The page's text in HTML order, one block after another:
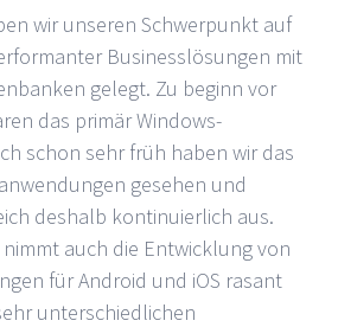
wir unseren Schwerpunkt auf
Businesslösungen mit
gelegt. Zu beginn vor
das primär Windows-
schon sehr früh haben wir das
gesehen und
deshalb kontinuierlich aus.
auch die Entwicklung von
für Android und iOS rasant
unterschiedlichen